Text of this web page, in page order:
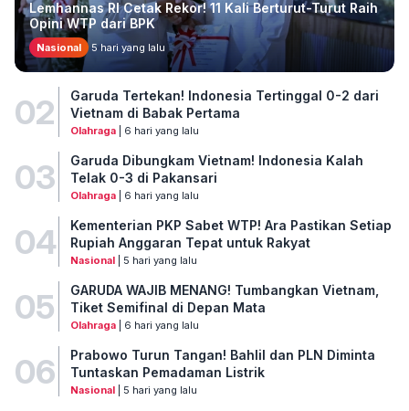
Lemhannas RI Cetak Rekor! 11 Kali Berturut-Turut Raih
Opini WTP dari BPK
Nasional 5 hari yang lalu
02
Garuda Tertekan! Indonesia Tertinggal 0-2 dari
Vietnam di Babak Pertama
Olahraga| 6 hari yang lalu
03
Garuda Dibungkam Vietnam! Indonesia Kalah
Telak 0-3 di Pakansari
Olahraga| 6 hari yang lalu
04
Kementerian PKP Sabet WTP! Ara Pastikan Setiap
Rupiah Anggaran Tepat untuk Rakyat
Nasional| 5 hari yang lalu
05
GARUDA WAJIB MENANG! Tumbangkan Vietnam,
Tiket Semifinal di Depan Mata
Olahraga| 6 hari yang lalu
06
Prabowo Turun Tangan! Bahlil dan PLN Diminta
Tuntaskan Pemadaman Listrik
Nasional| 5 hari yang lalu